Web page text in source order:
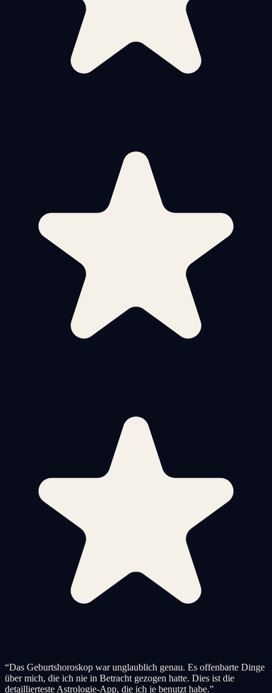
“Das Geburtshoroskop war unglaublich genau. Es offenbarte Dinge
über mich, die ich nie in Betracht gezogen hatte. Dies ist die
detaillierteste Astrologie-App, die ich je benutzt habe.”